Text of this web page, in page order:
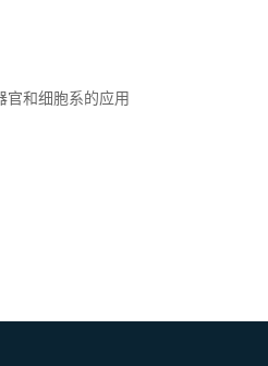
官和细胞系的应用